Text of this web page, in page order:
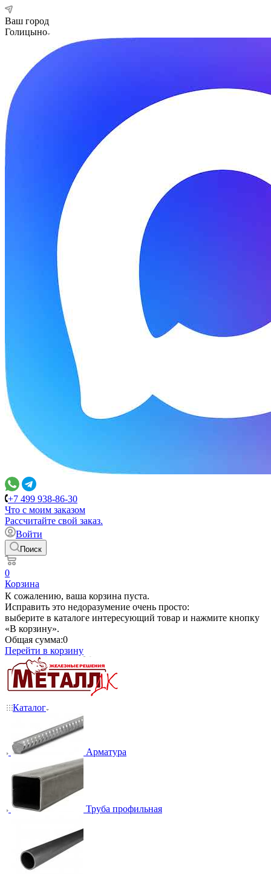
Ваш город
Голицыно
+7 499 938-86-30
Что с моим заказом
Расcчитайте свой заказ.
Войти
Поиск
0
Корзина
К сожалению, ваша корзина пуста.
Исправить это недоразумение очень просто:
выберите в каталоге интересующий товар и нажмите кнопку
«В корзину».
Общая сумма:0
Перейти в корзину
Каталог
Арматура
Труба профильная